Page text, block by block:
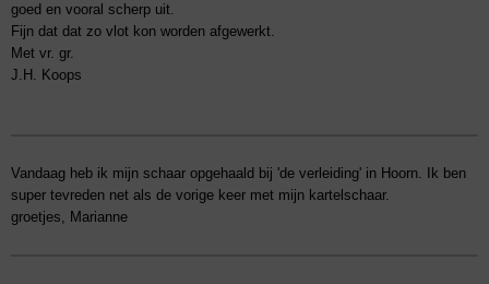
goed en vooral scherp uit.
Fijn dat dat zo vlot kon worden afgewerkt.
Met vr. gr.
J.H. Koops
Vandaag heb ik mijn schaar opgehaald bij 'de verleiding' in Hoorn. Ik ben
super tevreden net als de vorige keer met mijn kartelschaar.
groetjes, Marianne